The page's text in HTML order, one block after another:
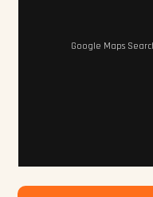
Google Maps